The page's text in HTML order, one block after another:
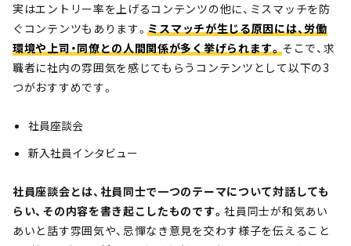
実はエントリー率を上げるコンテンツの他に、ミスマッチを防
ぐコンテンツもあります。ミスマッチが生じる原因には、労働
環境や上司・同僚との人間関係が多く挙げられます。そこで、求
職者に社内の雰囲気を感じてもらうコンテンツとして以下の3
つがおすすめです。
社員座談会
新入社員インタビュー
社員座談会とは、社員同士で一つのテーマについて対話しても
らい、その内容を書き起こしたものです。社員同士が和気あい
あいと話す雰囲気や、忌憚なき意見を交わす様子を伝えること